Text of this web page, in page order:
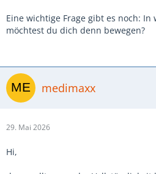
Eine wichtige Frage gibt es noch: In
möchtest du dich denn bewegen?
medimaxx
29. Mai 2026
Hi,